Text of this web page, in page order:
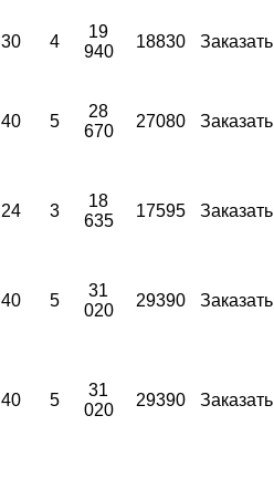
30 4
19
940
18830 Заказать
40 5
28
670
27080 Заказать
24 3
18
635
17595 Заказать
40 5
31
020
29390 Заказать
40 5
31
020
29390 Заказать